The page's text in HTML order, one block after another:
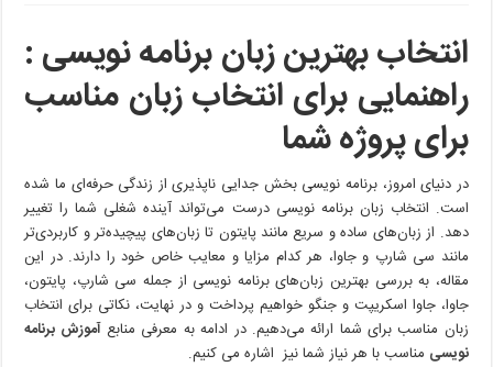
زبان
برنامه
نویسی
:
راهنمایی
برای
انتخاب
زبان
مناسب
برای
پروژه
شما
انتخاب بهترین زبان برنامه نویسی :
راهنمایی برای انتخاب زبان مناسب
برای پروژه شما
در دنیای امروز، برنامه نویسی بخش جدایی ناپذیری از زندگی حرفه‌ای ما شده
است. انتخاب زبان برنامه نویسی درست می‌تواند آینده شغلی شما را تغییر
دهد. از زبان‌های ساده و سریع مانند پایتون تا زبان‌های پیچیده‌تر و کاربردی‌تر
مانند سی شارپ و جاوا، هر کدام مزایا و معایب خاص خود را دارند. در این
مقاله، به بررسی بهترین زبان‌های برنامه نویسی از جمله سی شارپ، پایتون،
جاوا، جاوا اسکریپت و جنگو خواهیم پرداخت و در نهایت، نکاتی برای انتخاب
زبان مناسب برای شما ارائه می‌دهیم. در ادامه به معرفی منابعآموزش برنامه
نویسی مناسب با هر نیاز شما نیز اشاره می کنیم.